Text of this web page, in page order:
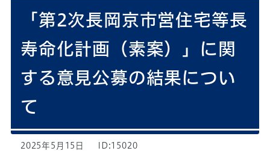
「第2次長岡京市営住宅等長
寿命化計画（素案）」に関
する意見公募の結果につい
て
2025年5月15日 ID:15020